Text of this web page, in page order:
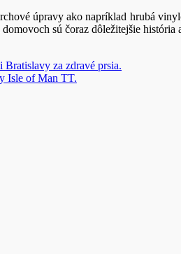
úpravy ako napríklad hrubá
sú čoraz dôležitejšie história
za zdravé prsia.
Isle of Man TT.